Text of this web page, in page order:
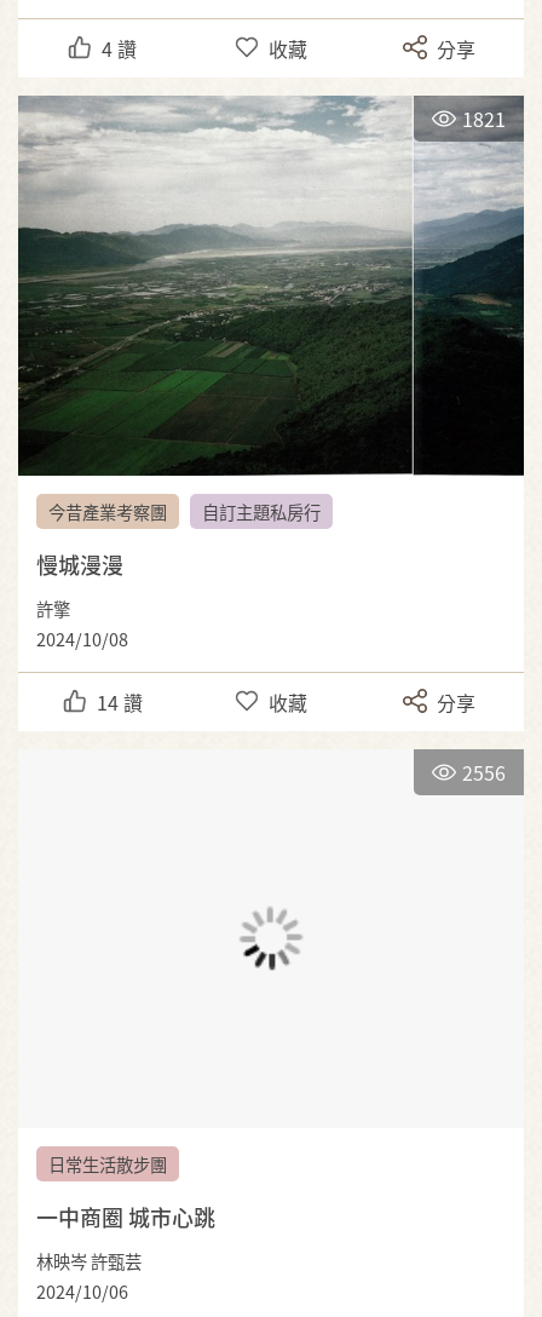
4讚 收藏 分享
1821
今昔產業考察團 自訂主題私房行
慢城漫漫
許擎
2024/10/08
14讚 收藏 分享
2556
日常生活散步團
一中商圈 城市心跳
林映岑 許甄芸
2024/10/06